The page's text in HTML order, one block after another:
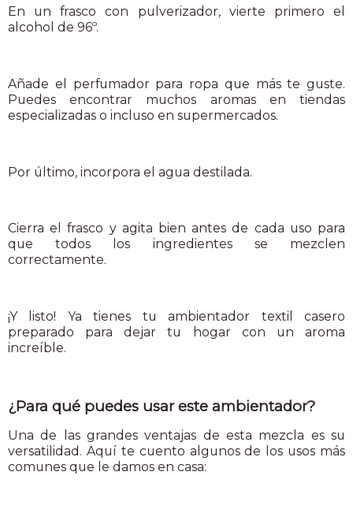
En un frasco con pulverizador, vierte primero el
alcohol de 96º.
Añade el perfumador para ropa que más te guste.
Puedes encontrar muchos aromas en tiendas
especializadas o incluso en supermercados.
Por último, incorpora el agua destilada.
Cierra el frasco y agita bien antes de cada uso para
que todos los ingredientes se mezclen
correctamente.
¡Y listo! Ya tienes tu ambientador textil casero
preparado para dejar tu hogar con un aroma
increíble.
¿Para qué puedes usar este ambientador?
Una de las grandes ventajas de esta mezcla es su
versatilidad. Aquí te cuento algunos de los usos más
comunes que le damos en casa: